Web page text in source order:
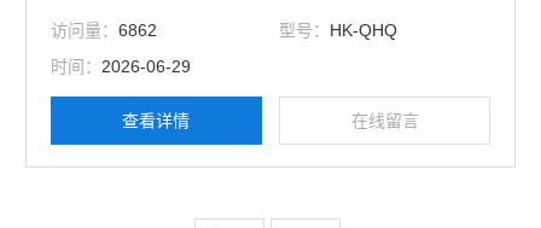
访问量：6862 型号： HK-QHQ
时间： 2026-06-29
查看详情 在线留言